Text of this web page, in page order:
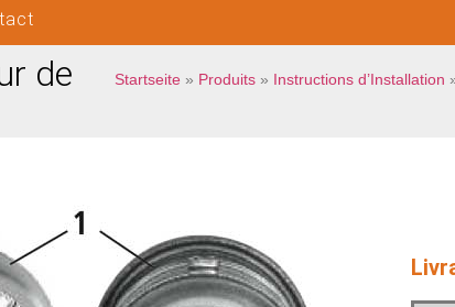
de
Startseite » Produits » Instructions d’Installation